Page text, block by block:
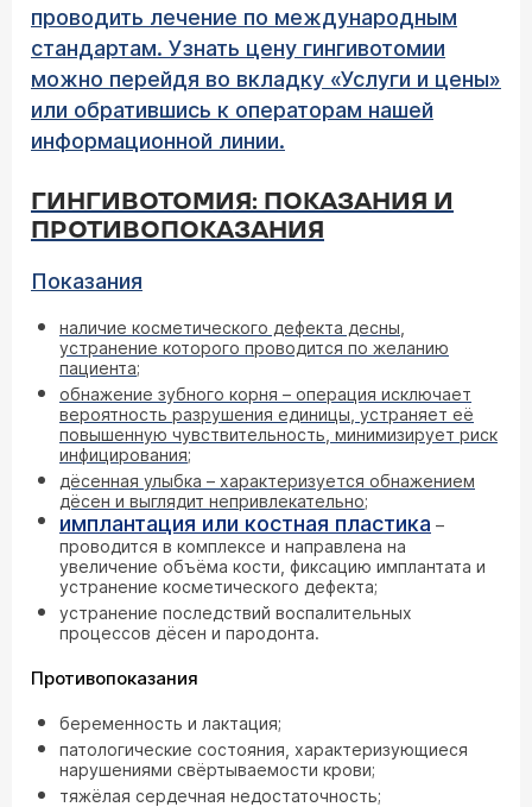
проводить лечение по международным
стандартам. Узнать цену гингивотомии
можно перейдя во вкладку «Услуги и цены»
или обратившись к операторам нашей
информационной линии.
ГИНГИВОТОМИЯ: ПОКАЗАНИЯ И
ПРОТИВОПОКАЗАНИЯ
Показания
наличие косметического дефекта десны,
устранение которого проводится по желанию
пациента;
обнажение зубного корня – операция исключает
вероятность разрушения единицы, устраняет её
повышенную чувствительность, минимизирует риск
инфицирования;
дёсенная улыбка – характеризуется обнажением
дёсен и выглядит непривлекательно;
имплантация или костная пластика –
проводится в комплексе и направлена на
увеличение объёма кости, фиксацию имплантата и
устранение косметического дефекта;
устранение последствий воспалительных
процессов дёсен и пародонта.
Противопоказания
беременность и лактация;
патологические состояния, характеризующиеся
нарушениями свёртываемости крови;
тяжёлая сердечная недостаточность;